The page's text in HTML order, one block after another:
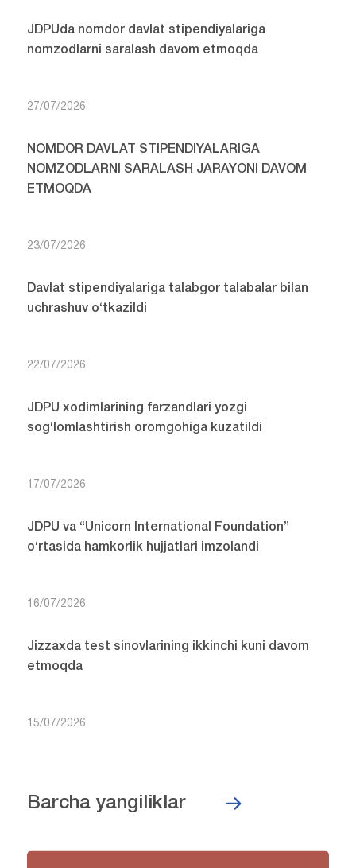
JDPUda nomdor davlat stipendiyalariga
nomzodlarni saralash davom etmoqda
27/07/2026
NOMDOR DAVLAT STIPENDIYALARIGA
NOMZODLARNI SARALASH JARAYONI DAVOM
ETMOQDA
23/07/2026
Davlat stipendiyalariga talabgor talabalar bilan
uchrashuv o‘tkazildi
22/07/2026
JDPU xodimlarining farzandlari yozgi
sog‘lomlashtirish oromgohiga kuzatildi
17/07/2026
JDPU va “Unicorn International Foundation”
o‘rtasida hamkorlik hujjatlari imzolandi
16/07/2026
Jizzaxda test sinovlarining ikkinchi kuni davom
etmoqda
15/07/2026
Barcha yangiliklar